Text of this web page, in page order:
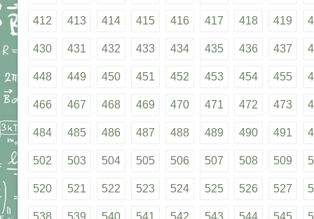
412 413 414 415 416 417 418 419
430 431 432 433 434 435 436 437
448 449 450 451 452 453 454 455
466 467 468 469 470 471 472 473
484 485 486 487 488 489 490 491
502 503 504 505 506 507 508 509
520 521 522 523 524 525 526 527